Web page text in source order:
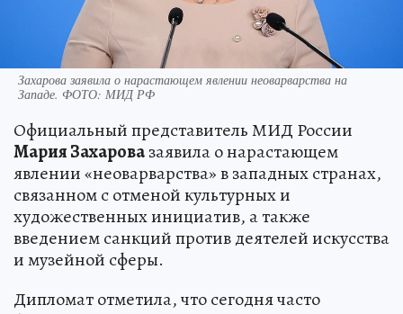
Захарова заявила о нарастающем явлении неоварварства на
Западе. ФОТО: МИД РФ
Официальный представитель МИД России
Мария Захаровазаявила о нарастающем
явлении «неоварварства» в западных странах,
связанном с отменой культурных и
художественных инициатив, а также
введением санкций против деятелей искусства
и музейной сферы.
Дипломат отметила, что сегодня часто